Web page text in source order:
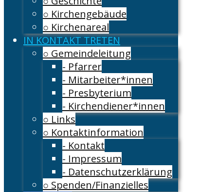
○ Kirchengebäude
○ Kirchenareal
IN KONTAKT TRETEN
○ Gemeindeleitung
- Pfarrer
- Mitarbeiter*innen
- Presbyterium
- Kirchendiener*innen
○ Links
○ Kontaktinformation
- Kontakt
- Impressum
- Datenschutzerklärung
○ Spenden/Finanzielles